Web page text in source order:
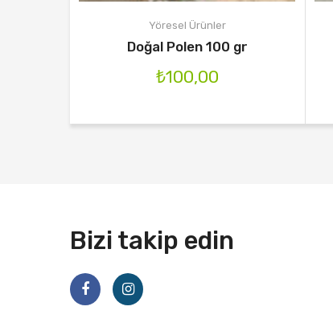
Yöresel Ürünler
Doğal Polen 100 gr
₺100,00
Bizi takip edin